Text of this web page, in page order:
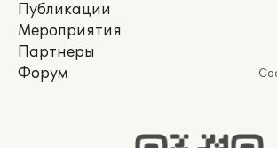
Публикации
Мероприятия
Партнеры
Форум